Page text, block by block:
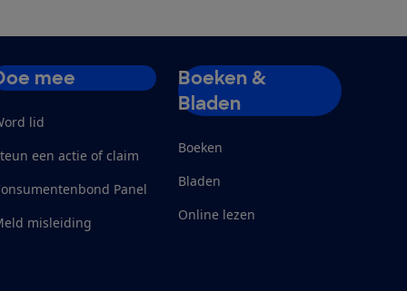
mee
lid
een actie of claim
Panel
misleiding
Boeken &
Bladen
Boeken
Bladen
Online lezen